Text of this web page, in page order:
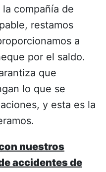
compañía de
restamos
a
por el saldo.
que
lo que se
y esta es la
nuestros
accidentes de